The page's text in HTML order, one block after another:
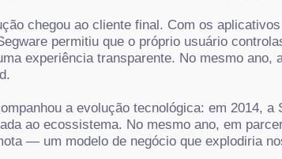
chegou ao cliente final. Com os
permitiu que o próprio usuário
experiência transparente. No mesmo
a evolução tecnológica: em 2014,
ao ecossistema. No mesmo ano, em
— um modelo de negócio que explodiria